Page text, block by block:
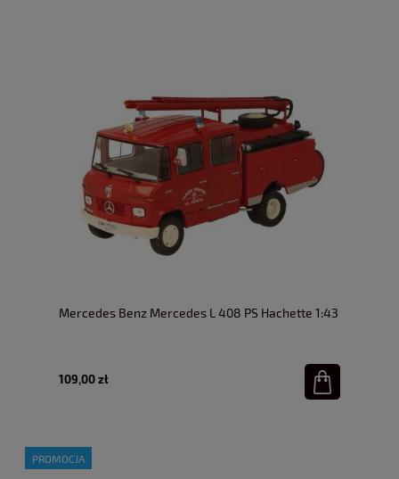
Mercedes Benz Mercedes L 408 PS Hachette 1:43
109,00 zł
PROMOCJA